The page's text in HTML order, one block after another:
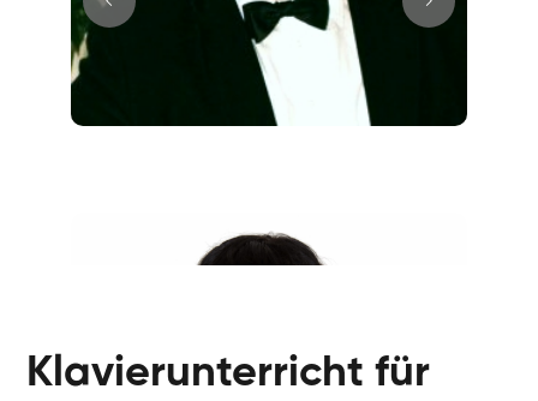
Klavierunterricht für